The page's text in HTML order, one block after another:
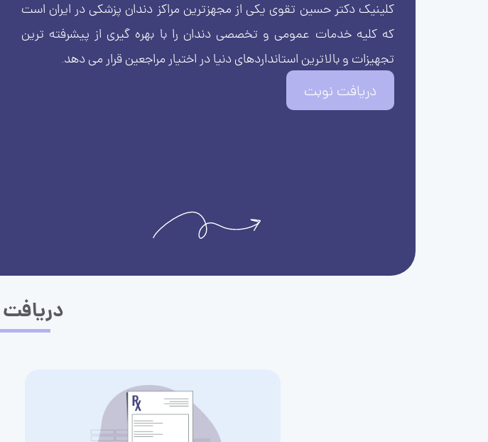
کلینیک دکتر حسین تقوی یکی از مجهزترین مراکز دندان پزشکی در ایران است
که کلیه خدمات عمومی و تخصصی دندان را با بهره گیری از پیشرفته ترین
تجهیزات و بالاترین استانداردهای دنیا در اختیار مراجعین قرار می دهد.
دریافت نوبت
دریافت